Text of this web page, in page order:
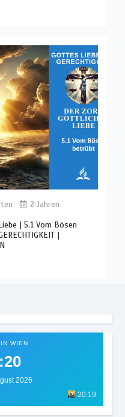
2 Jahren
| 5.1 Vom Bösen
|
WIEN
2026
20:19